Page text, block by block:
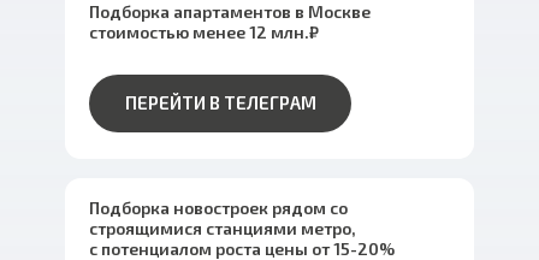
Подборка апартаментов в Москве
стоимостью менее 12 млн.₽
Подборка новостроек рядом со
строящимися станциями метро,
с потенциалом роста цены от 15-20%
ПЕРЕЙТИ В ТЕЛЕГРАМ